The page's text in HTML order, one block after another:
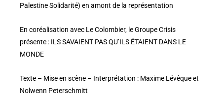
Palestine Solidarité) en amont de la représentation
En coréalisation avec Le Colombier, le Groupe Crisis
présente : ILS SAVAIENT PAS QU’ILS ÉTAIENT DANS LE
MONDE
Texte – Mise en scène – Interprétation : Maxime Lévêque et
Nolwenn Peterschmitt